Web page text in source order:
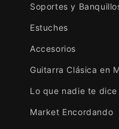
Soportes y
Estuches
Accesorios
Guitarra Clásica en
Lo que nadie te
Market Encordando